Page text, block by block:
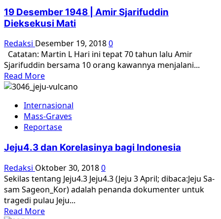
Diulangi
selama
19 Desember 1948 | Amir Sjarifuddin
Dieksekusi Mati
Redaksi Desember 19, 20180
Catatan: Martin L Hari ini tepat 70 tahun lalu Amir
Sjarifuddin bersama 10 orang kawannya menjalani...
Read MoreRead
more
19
Desember
1948
Amir
Dieksekusi
Mati
Internasional
Mass-Graves
Reportase
Jeju4.3 dan Korelasinya bagi Indonesia
Redaksi Oktober 30, 20180
Sekilas tentang Jeju4.3 Jeju4.3 (Jeju 3 April; dibaca:Jeju Sa-
sam Sageon_Kor) adalah penanda dokumenter untuk
tragedi pulau Jeju...
Read MoreRead